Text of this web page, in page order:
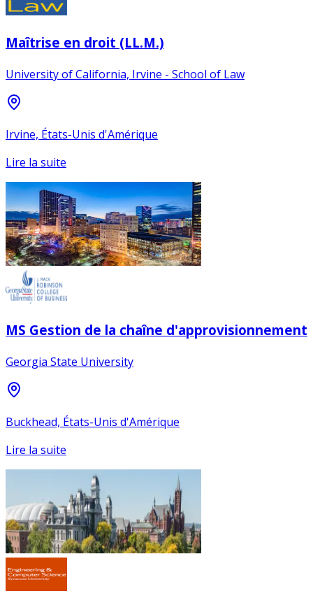
Maîtrise en droit (LL.M.)
University of California, Irvine - School of Law
Irvine, États-Unis d'Amérique
Lire la suite
MS Gestion de la chaîne d'approvisionnement
Georgia State University
Buckhead, États-Unis d'Amérique
Lire la suite